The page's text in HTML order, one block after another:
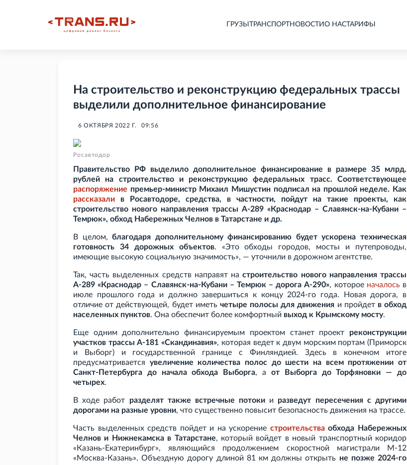
ГРУЗЫ ТРАНСПОРТНОВОСТИ О НАСТАРИФЫ
На строительство и реконструкцию федеральных трассы
выделили дополнительное финансирование
6 ОКТЯБРЯ 2022 Г. 09:56
Росавтодор
Правительство РФ выделило дополнительное финансирование в размере 35
млрд.
рублей на строительство и реконструкцию федеральных трасс. Соответствующее
распоряжение премьер-министр Михаил Мишустин подписал на прошлой неделе. Как
рассказали в Росавтодоре, средства, в частности, пойдут на такие проекты, как
строительство нового направления трассы А-289 «Краснодар – Славянск-на-Кубани –
Темрюк», обход Набережных Челнов в Татарстане и др.
В целом,благодаря дополнительному финансированию будет ускорена техническая
готовность 34 дорожных объектов. «Это обходы городов, мосты и путепроводы,
имеющие высокую социальную значимость», — уточнили в дорожном агентстве.
Так, часть выделенных средств направят настроительство нового направления трассы
А-289 «Краснодар – Славянск-на-Кубани – Темрюк – дорога А-290», которое началосьв
июле прошлого года и должно завершиться к концу 2024-го года. Новая дорога, в
отличие от действующей, будет иметь четыре полосы для движения и пройдет в обход
населенных пунктов. Она обеспечит более комфортный выход к Крымскому мосту.
Еще одним дополнительно финансируемым проектом станет проект реконструкции
участков трассы А-181 «Скандинавия», которая ведет к двум морским портам (Приморск
и Выборг) и государственной границе с Финляндией. Здесь в конечном итоге
предусматривается увеличение количества полос до шести на всем протяжении от
Санкт-Петербурга до начала обхода Выборга, а от Выборга до Торфяновки — до
четырех.
В ходе работ разделят также встречные потоки и разведут пересечения с другими
дорогами на разные уровни, что существенно повысит безопасность движения на трассе.
Часть выделенных средств пойдет и на ускорение строительстваобхода Набережных
Челнов и Нижнекамска в Татарстане, который войдет в новый транспортный коридор
«Казань-Екатеринбург», являющийся продолжением скоростной магистрали М-12
«Москва-Казань». Объездную дорогу длиной 81
км должны открыть не позже 2024-го